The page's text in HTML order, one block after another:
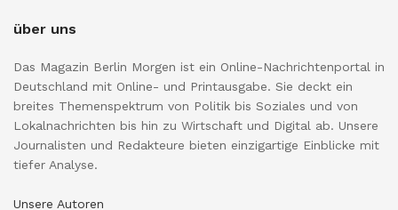
über uns
Das Magazin Berlin Morgen ist ein Online-Nachrichtenportal in
Deutschland mit Online- und Printausgabe. Sie deckt ein
breites Themenspektrum von Politik bis Soziales und von
Lokalnachrichten bis hin zu Wirtschaft und Digital ab. Unsere
Journalisten und Redakteure bieten einzigartige Einblicke mit
tiefer Analyse.
Unsere Autoren